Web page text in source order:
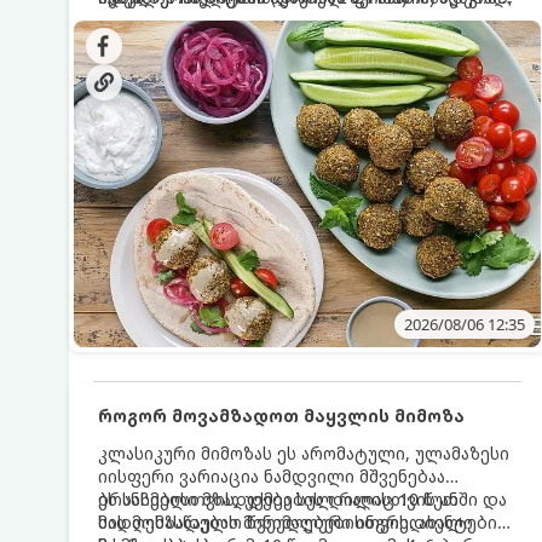
სალათებთან ერთად ან ტახინის (სესამის)
სოუსთან მირთმევისთვის.
იდეალურად შეინარჩუნოს და არ დაიშალოს.
დრო: 10–15 წუთი ულუფა: 20–24 ცალი ბურთულა
(4–6 პორცია)
2026/08/06 12:35
როგორ მოვამზადოთ მაყვლის მიმოზა
კლასიკური მიმოზას ეს არომატული, ულამაზესი
იისფერი ვარიაცია ნამდვილი მშვენებაა
ბრანჩებისთვის, უქმეების დილისთვის ან
სადღესასწაულო წვეულებებისთვის. ახალი
ეს სასმელი მზადდება სულ რაღაც 10 წუთში და
მის მომზადებას მინიმალური ინგრედიენტები